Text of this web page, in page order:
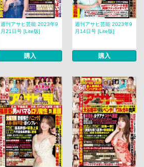
週刊アサヒ芸能 2023年9
月21日号 [Lite版]
購入
週刊アサヒ芸能 2023年9
月14日号 [Lite版]
購入